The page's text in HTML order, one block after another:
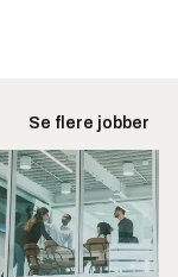
Se flere jobber